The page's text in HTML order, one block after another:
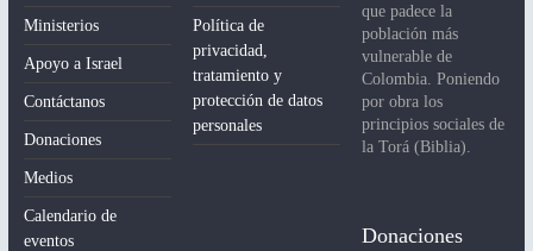
Ministerios
Apoyo a Israel
Contáctanos
Donaciones
Medios
Calendario de
eventos
Política de
privacidad,
tratamiento y
protección de datos
personales
que padece la
población más
vulnerable de
Colombia. Poniendo
por obra los
principios sociales de
la Torá (Biblia).
Donaciones